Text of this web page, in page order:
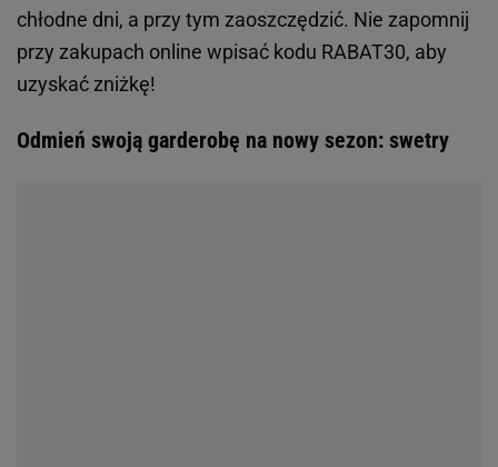
chłodne dni, a przy tym zaoszczędzić. Nie zapomnij
przy zakupach online wpisać kodu RABAT30, aby
uzyskać zniżkę!
Odmień swoją garderobę na nowy sezon: swetry